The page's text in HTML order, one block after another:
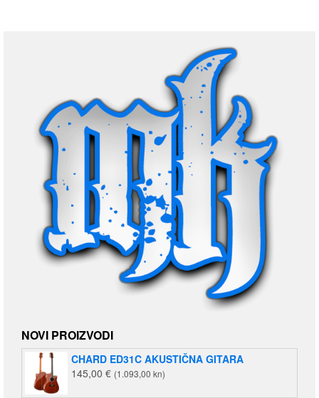
NOVI PROIZVODI
CHARD ED31C AKUSTIČNA GITARA
145,00 € (1.093,00 kn)